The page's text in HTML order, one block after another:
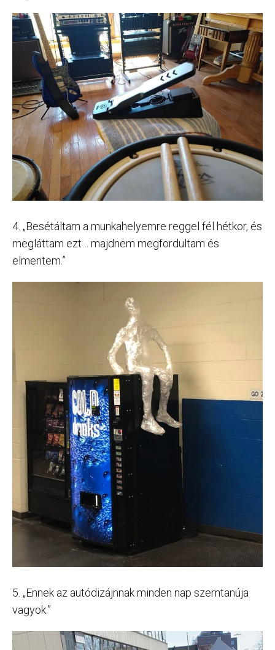
4. „Besétáltam a munkahelyemre reggel fél hétkor, és
megláttam ezt… majdnem megfordultam és
elmentem.”
5. „Ennek az autódizájnnak minden nap szemtanúja
vagyok.”